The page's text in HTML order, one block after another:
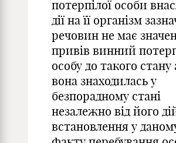
потерпілої особи
дії на її організм
речовин не має
привів винний
особу до такого стану
вона знаходилась у
безпорадному стані
незалежно від його
встановлення у